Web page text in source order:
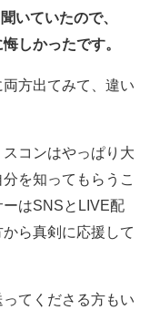
いていたので、
しかったです。
方出てみて、違い
コンはやっぱり大
を知ってもらうこ
はSNSとLIVE配
ら真剣に応援して
てくださる方もい